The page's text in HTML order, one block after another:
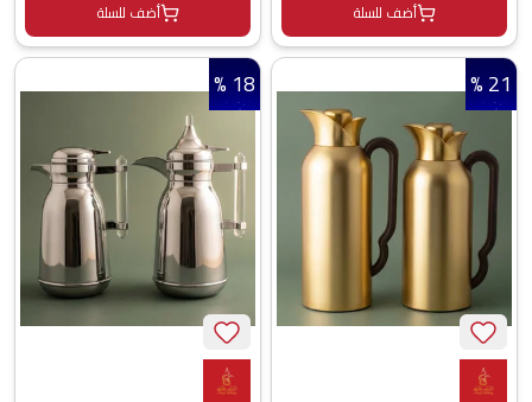
أضف للسلة أضف للسلة
21 %
18 %